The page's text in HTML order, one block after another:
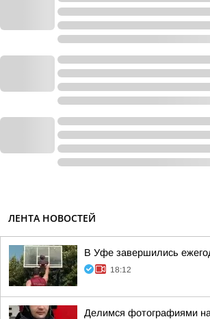
ЛЕНТА НОВОСТЕЙ
В Уфе завершились
18:12
Делимся фотографиями